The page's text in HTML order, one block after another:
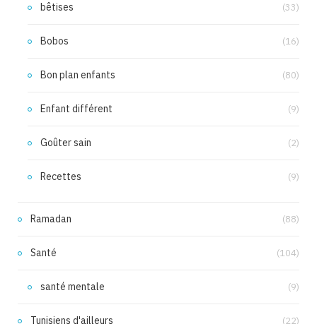
bêtises (33)
Bobos (16)
Bon plan enfants (80)
Enfant différent (9)
Goûter sain (2)
Recettes (9)
Ramadan (88)
Santé (104)
santé mentale (9)
Tunisiens d'ailleurs (22)